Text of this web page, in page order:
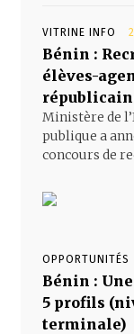
VITRINE INFO
Bénin :
élèves-
Ministère de
publique a
concours de
OPPORTUNITÉS
Bénin :
5 profils
terminale)